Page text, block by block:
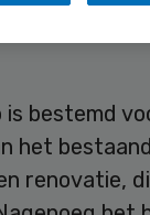
bestemd
het
renovatie,